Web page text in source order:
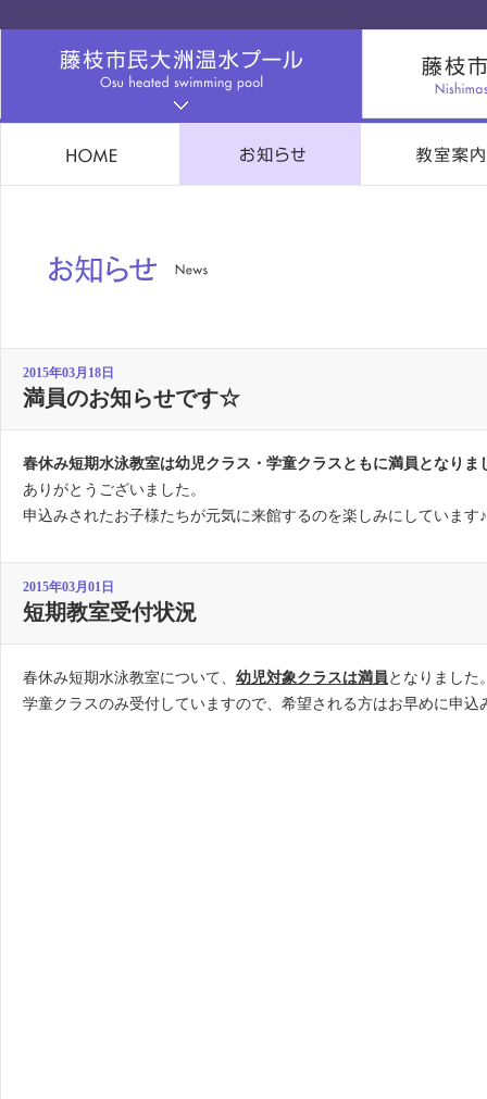
2015年03月18日
満員のお知らせです☆
春休み短期水泳教室は幼児クラス・学童クラスともに満員となりま
ありがとうございました。
申込みされたお子様たちが元気に来館するのを楽しみにしています♪
2015年03月01日
短期教室受付状況
春休み短期水泳教室について、 幼児対象クラスは満員 となりました
学童クラスのみ受付していますので、希望される方はお早めに申込